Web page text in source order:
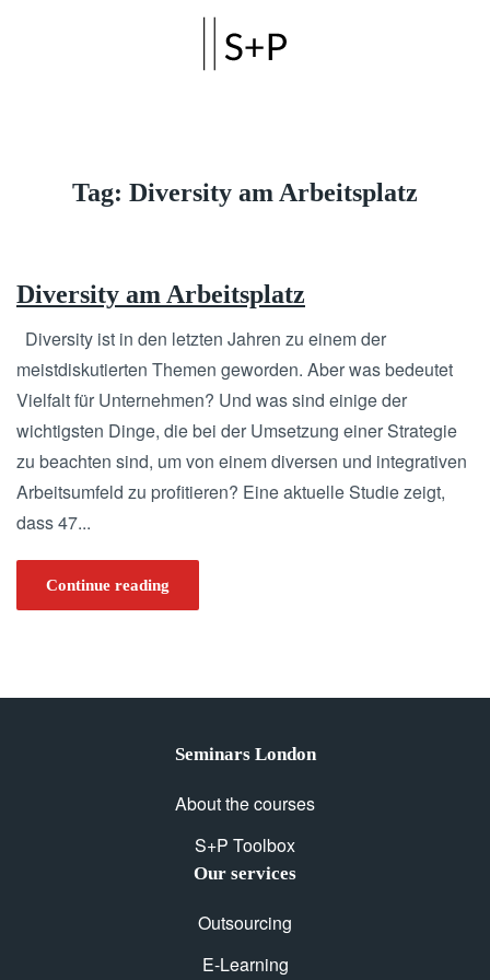
Tag: Diversity am Arbeitsplatz
Diversity am Arbeitsplatz
Diversity ist in den letzten Jahren zu einem der
meistdiskutierten Themen geworden. Aber was bedeutet
Vielfalt für Unternehmen? Und was sind einige der
wichtigsten Dinge, die bei der Umsetzung einer Strategie
zu beachten sind, um von einem diversen und integrativen
Arbeitsumfeld zu profitieren? Eine aktuelle Studie zeigt,
dass 47...
Continue reading
Seminars London
About the courses
S+P Toolbox
Our services
Outsourcing
E-Learning